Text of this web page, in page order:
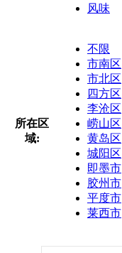
风味
所在区
域:
不限
市南区
市北区
四方区
李沧区
崂山区
黄岛区
城阳区
即墨市
胶州市
平度市
莱西市